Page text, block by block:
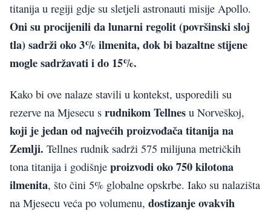
titanija u regiji gdje su sletjeli astronauti misije Apollo.
Oni su procijenili da lunarni regolit (površinski sloj
tla) sadrži oko 3% ilmenita, dok bi bazaltne stijene
mogle sadržavati i do 15%.
Kako bi ove nalaze stavili u kontekst, usporedili su
rezerve na Mjesecu s rudnikom Tellnes u Norveškoj,
koji je jedan od najvećih proizvođača titanija na
Zemlji. Tellnes rudnik sadrži 575 milijuna metričkih
tona titanija i godišnje proizvodi oko 750 kilotona
ilmenita, što čini 5% globalne opskrbe. Iako su nalazišta
na Mjesecu veća po volumenu, dostizanje ovakvih